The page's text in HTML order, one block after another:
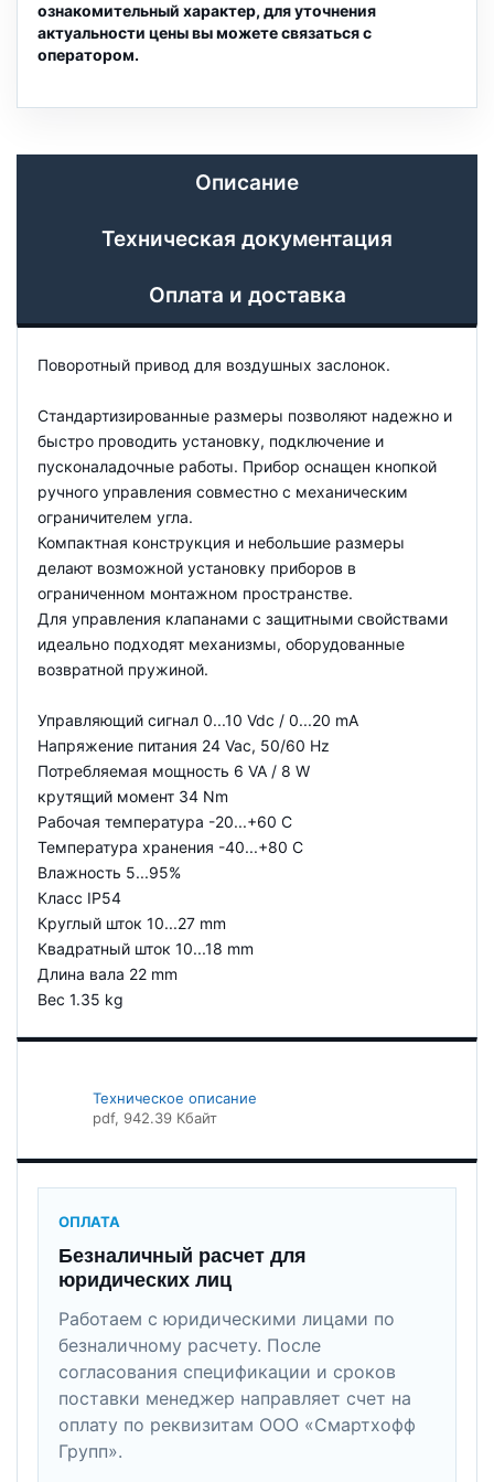
ознакомительный характер, для уточнения
актуальности цены вы можете связаться с
оператором.
Описание
Техническая документация
Оплата и доставка
Поворотный привод для воздушных заслонок.
Стандартизированные размеры позволяют надежно и
быстро проводить установку, подключение и
пусконаладочные работы. Прибор оснащен кнопкой
ручного управления совместно с механическим
ограничителем угла.
Компактная конструкция и небольшие размеры
делают возможной установку приборов в
ограниченном монтажном пространстве.
Для управления клапанами с защитными свойствами
идеально подходят механизмы, оборудованные
возвратной пружиной.
Управляющий сигнал 0...10 Vdc / 0...20 mA
Напряжение питания 24 Vac, 50/60 Hz
Потребляемая мощность 6 VA / 8 W
крутящий момент 34 Nm
Рабочая температура -20...+60 C
Температура хранения -40...+80 C
Влажность 5...95%
Класс IP54
Круглый шток 10...27 mm
Квадратный шток 10...18 mm
Длина вала 22 mm
Вес 1.35 kg
Техническое описание
pdf, 942.39 Кбайт
ОПЛАТА
Безналичный расчет для
юридических лиц
Работаем с юридическими лицами по
безналичному расчету. После
согласования спецификации и сроков
поставки менеджер направляет счет на
оплату по реквизитам ООО «Смартхофф
Групп».